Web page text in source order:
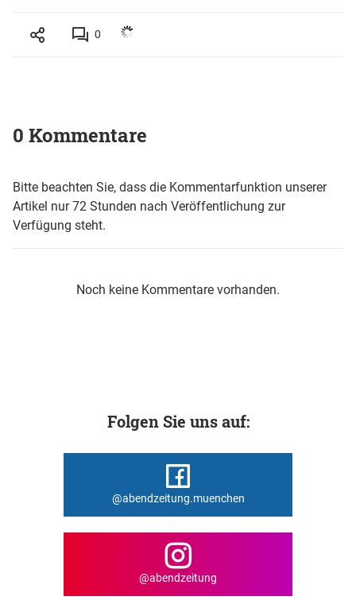
0
0 Kommentare
Bitte beachten Sie, dass die Kommentarfunktion unserer
Artikel nur 72 Stunden nach Veröffentlichung zur
Verfügung steht.
Noch keine Kommentare vorhanden.
Folgen Sie uns auf:
@abendzeitung.muenchen
@abendzeitung